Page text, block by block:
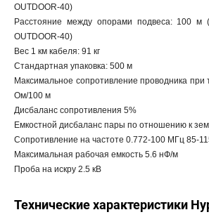
OUTDOOR-40)
Расстояние между опорами подвеса: 100 м
OUTDOOR-40)
Вес 1 км кабеля: 91 кг
Стандартная упаковка: 500 м
Максимальное сопротивление проводника при
Ом/100 м
Дисбаланс сопротивления 5%
Емкостной дисбаланс пары по отношению к
Сопротивление на частоте 0.772-100 МГц 85-
Максимальная рабочая емкость 5.6 нФ/м
Проба на искру 2.5 кВ
Технические характеристики